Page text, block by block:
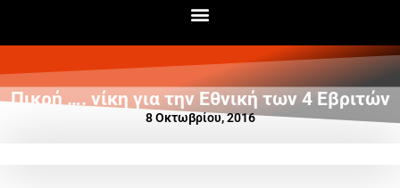
Πικρή …. νίκη για την Εθνική των 4 Εβριτών
8 Οκτωβρίου, 2016